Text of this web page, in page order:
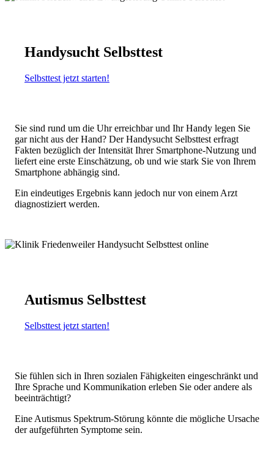
Handysucht Selbsttest
Selbsttest jetzt starten!
Sie sind rund um die Uhr erreichbar und Ihr Handy legen Sie
gar nicht aus der Hand? Der Handysucht Selbsttest erfragt
Fakten bezüglich der Intensität Ihrer Smartphone-Nutzung und
liefert eine erste Einschätzung, ob und wie stark Sie von Ihrem
Smartphone abhängig sind.
Ein eindeutiges Ergebnis kann jedoch nur von einem Arzt
diagnostiziert werden.
Autismus Selbsttest
Selbsttest jetzt starten!
Sie fühlen sich in Ihren sozialen Fähigkeiten eingeschränkt und
Ihre Sprache und Kommunikation erleben Sie oder andere als
beeinträchtigt?
Eine Autismus Spektrum-Störung könnte die mögliche Ursache
der aufgeführten Symptome sein.